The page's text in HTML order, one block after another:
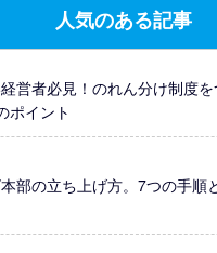
人気のある記事
営者必見！のれん分け制度
ポイント
部の立ち上げ方。7つの手順